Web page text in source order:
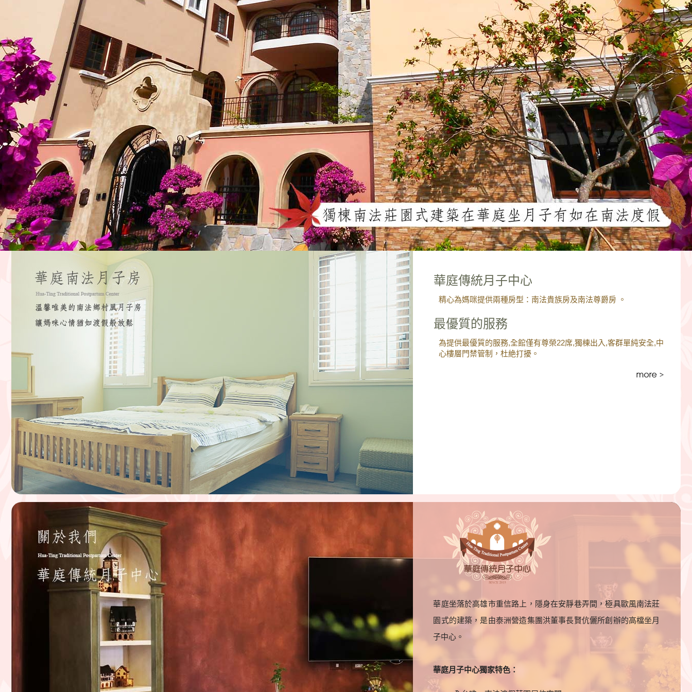
華庭傳統月子中心
精心為媽咪提供兩種房型：南法貴族房及南法尊爵房 。
最優質的服務
為提供最優質的服務,全館僅有尊榮22席,獨棟出入,客群單純安全,中
心樓層門禁管制，杜絶打擾。
華庭坐落於高雄市重信路上，隱身在安靜巷弄間，極具歐風南法莊
園式的建築，是由泰洲營造集團洪董事長賢伉儷所創辦的高檔坐月
子中心。
華庭月子中心獨家特色：